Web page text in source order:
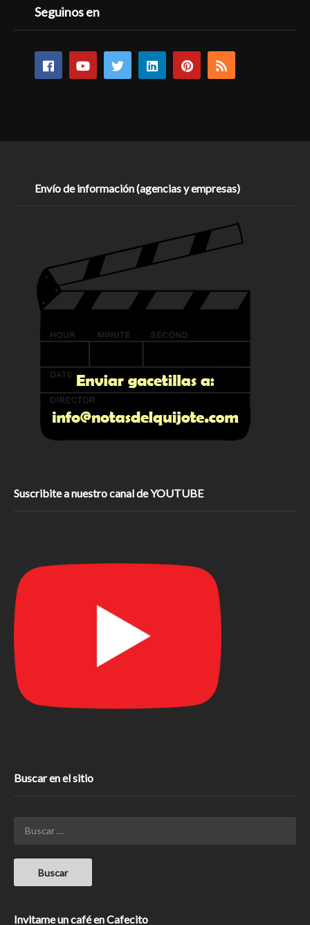
Seguinos en
Envío de información (agencias y empresas)
Suscribite a nuestro canal de YOUTUBE
Buscar en el sitio
Invitame un café en Cafecito